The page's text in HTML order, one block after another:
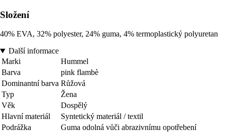
Složení
40% EVA, 32% polyester, 24% guma, 4% termoplastický polyuretan
Další informace
Marki
Hummel
Barva
pink flambè
Dominantní barva Růžová
Typ
Žena
Věk
Dospělý
Hlavní materiál
Syntetický materiál / textil
Podrážka
Guma odolná vůči abrazivnímu opotřebení